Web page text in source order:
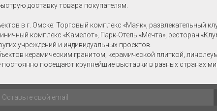
доставку товара покупателям.
в г. Омске: Торговый комплекс «Маяк», развлекательный
комплекс «Камелот», Парк-Отель «Мечта», ресторан
учреждений и индивидуальных проектов.
керамическим гранитом, керамической плиткой,
посещают крупнейшие выставки в разных странах